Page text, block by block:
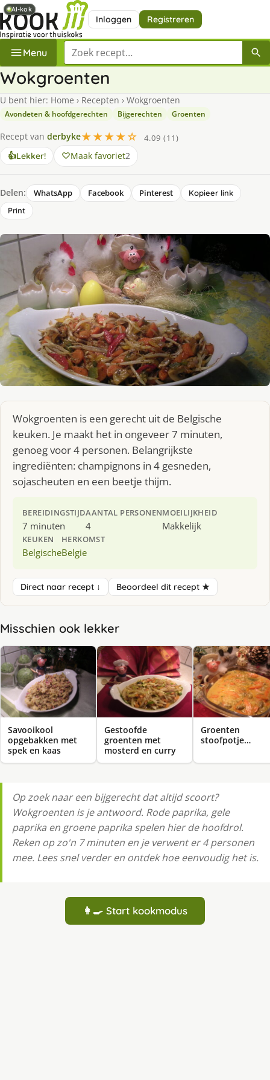
Inloggen Registreren
Menu Zoek een recept
Wokgroenten
U bent hier: Home › Recepten › Wokgroenten
Avondeten & hoofdgerechten Bijgerechten Groenten
Recept van derbyke★★★★☆
4.09 (11)
👍Lekker! Maak favoriet2
Delen: WhatsApp Facebook Pinterest
Kopieer link
Print
Wokgroenten is een gerecht uit de Belgische
keuken. Je maakt het in ongeveer 7 minuten,
genoeg voor 4 personen. Belangrijkste
ingrediënten: champignons in 4 gesneden,
sojascheuten en een beetje thijm.
BEREIDINGSTIJD
7 minuten
AANTAL PERSONEN
4
MOEILIJKHEID
Makkelijk
KEUKEN
Belgische
HERKOMST
Belgie
Direct naar recept ↓ Beoordeel dit recept ★
Misschien ook lekker
Savooikool
opgebakken met
spek en kaas
Gestoofde
groenten met
mosterd en curry
Groenten
stoofpotje…
AI-kok
AI-kok
Op zoek naar een bijgerecht dat altijd scoort?
Wokgroenten is je antwoord. Rode paprika, gele
paprika en groene paprika spelen hier de hoofdrol.
Reken op zo'n 7 minuten en je verwent er 4 personen
mee. Lees snel verder en ontdek hoe eenvoudig het is.
👩‍🍳 Start kookmodus